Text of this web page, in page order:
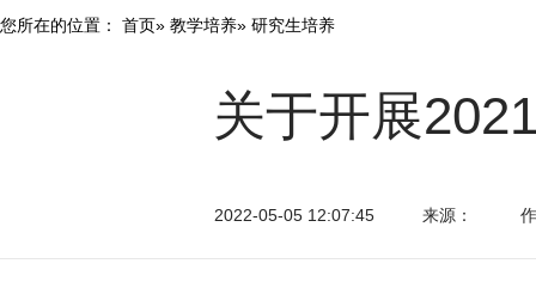
您所在的位置： 首页» 教学培养» 研究生培养
关于开展
2022-05-05 12:07:45 来源：